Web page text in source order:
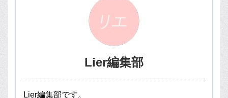
Lier編集部
Lier編集部です。